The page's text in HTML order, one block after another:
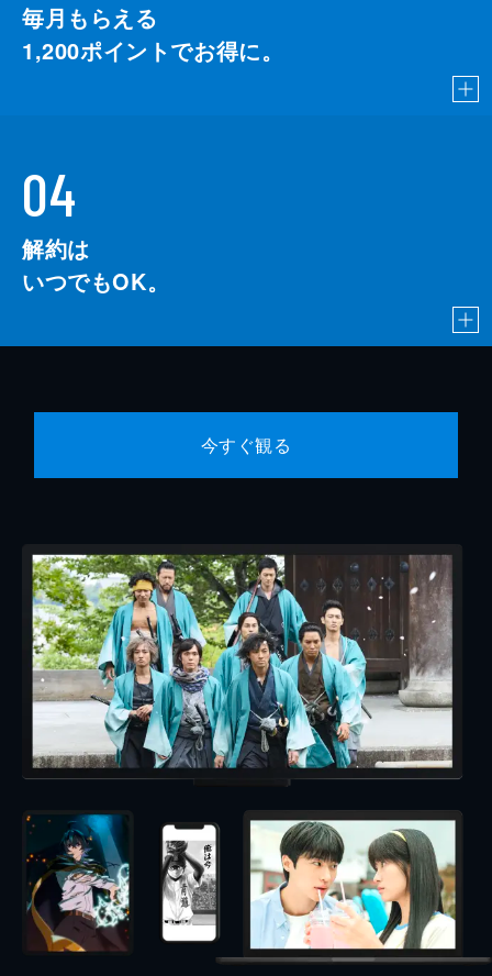
毎月もらえる
1,200ポイントでお得に。
04
解約は
いつでもOK。
今すぐ観る